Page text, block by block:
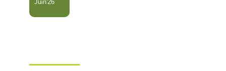
Juin'26